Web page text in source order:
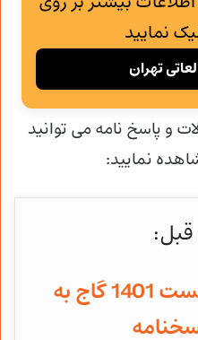
نمایید
تهران
و پاسخ نامه می توانید
نمایید:
قبل:
آزمون 2 اردیبهست 1401 گاج به